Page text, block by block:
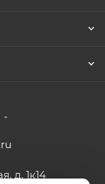
д. 1к14